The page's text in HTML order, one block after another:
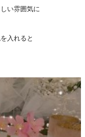
い雰囲気に
入れると